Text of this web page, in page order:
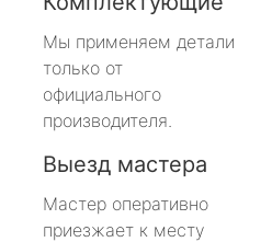
Мы применяем детали
только от
официального
производителя.
Выезд мастера
Мастер оперативно
приезжает к месту